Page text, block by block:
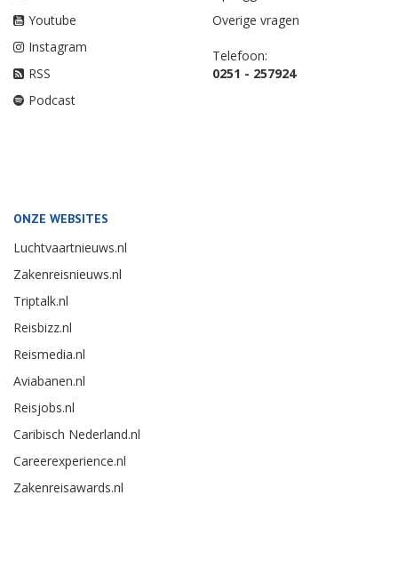
Youtube
Instagram
RSS
Podcast
Overige vragen
Telefoon:
0251 - 257924
ONZE WEBSITES
Luchtvaartnieuws.nl
Zakenreisnieuws.nl
Triptalk.nl
Reisbizz.nl
Reismedia.nl
Aviabanen.nl
Reisjobs.nl
Caribisch Nederland.nl
Careerexperience.nl
Zakenreisawards.nl